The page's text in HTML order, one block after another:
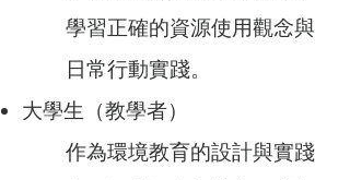
學習正確的資源使用觀念與
日常行動實踐。
大學生（教學者）
作為環境教育的設計與實踐